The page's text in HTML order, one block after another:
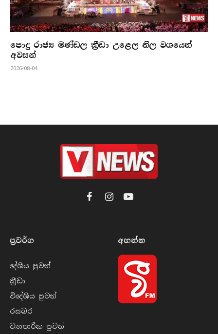
පොදු රාජ්‍ය මණ්ඩල ක්‍රීඩා උළෙල නිල වශයෙන්
අවසන්
2026-08-04
FacebookInstagramYouTube
ප්‍රවර්​ග
දේශීය පුව​ත්
ක්‍රී​ඩා
විදේශීය පුව​ත්
රසබ​ර
ව්‍යාපාරික පුව​ත්
අහන්​න